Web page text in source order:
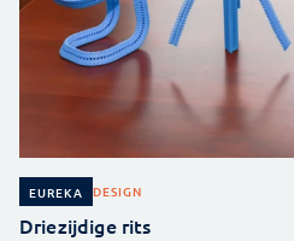
EUREKA DESIGN
Driezijdige rits